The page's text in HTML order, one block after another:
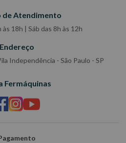
de Atendimento
às 18h | Sáb das 8h às 12h
Endereço
Independência - São Paulo - SP
Fermáquinas